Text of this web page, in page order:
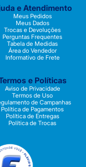
e Atendimento
Meus Pedidos
Meus Dados
Trocas e Devoluções
Perguntas Frequentes
Tabela de Medidas
Área do Vendedor
Informativo de Frete
e Políticas
Aviso de Privacidade
Termos de Uso
de Campanhas
Política de Pagamentos
Política de Entregas
Política de Trocas